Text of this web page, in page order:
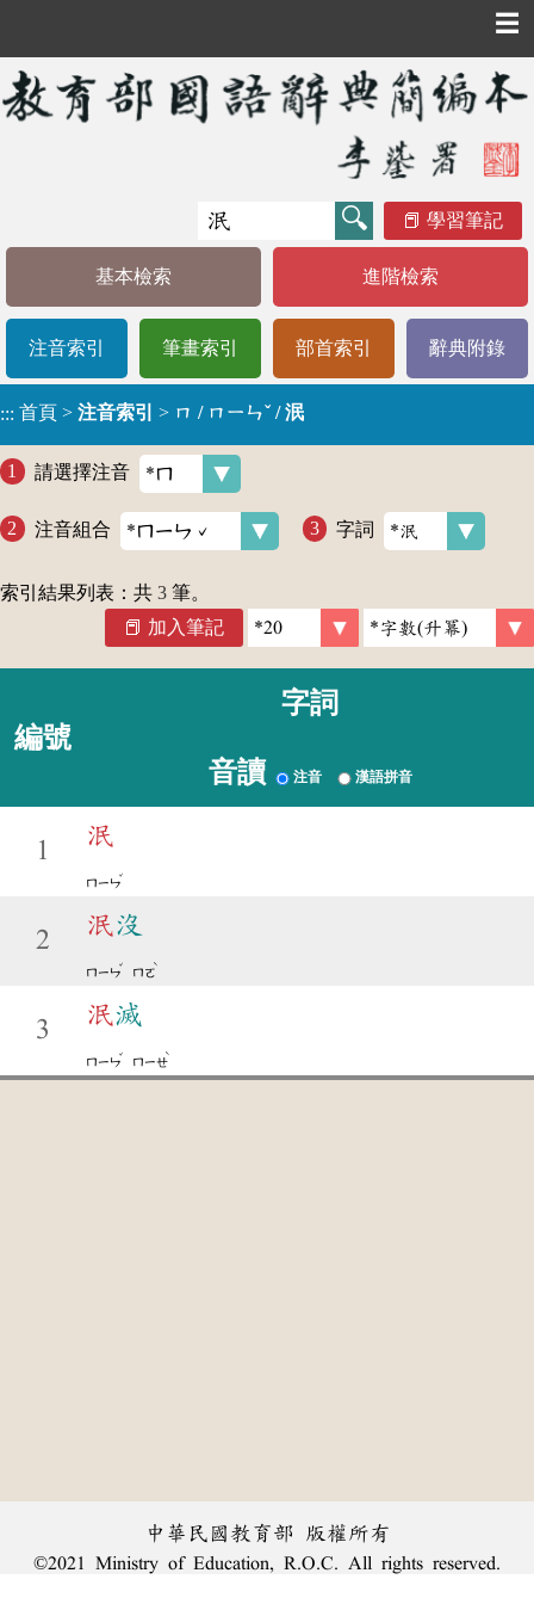
☰
學習筆記
基本檢索 進階檢索
注音索引 筆畫索引 部首索引 辭典附錄
::: 首頁 > 注音索引 > ㄇ / ㄇㄧㄣˇ / 泯
請選擇注音
注音組合 字詞
索引結果列表：共 3 筆。
加入筆記
編號
字詞
音讀 注音 漢語拼音
1
泯
ㄇㄧㄣ
ˇ
2
泯沒
ㄇㄧㄣ
ˇ
ㄇㄛ
ˋ
3
泯滅
ㄇㄧㄣ
ˇ
ㄇㄧㄝ
ˋ
中華民國教育部 版權所有
©2021 Ministry of Education, R.O.C. All rights reserved.